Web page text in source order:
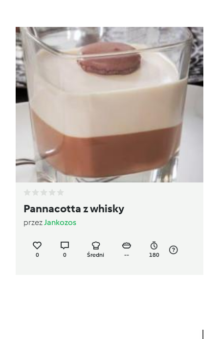
Pannacotta z whisky
przezJankozos
0 0 Średni -- 180